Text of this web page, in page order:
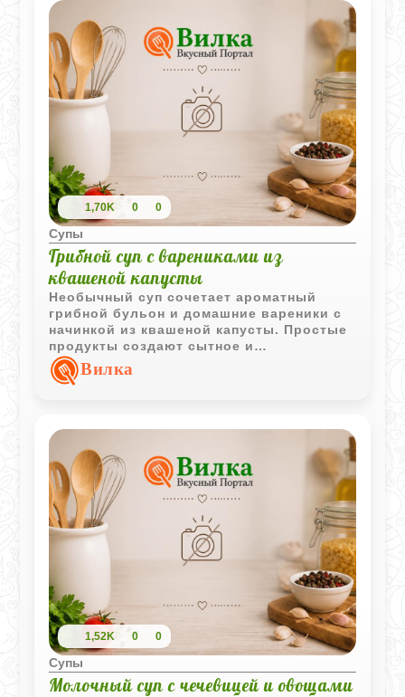
1,70K 0 0
Супы
Грибной суп с варениками из
квашеной капусты
Необычный суп сочетает ароматный
грибной бульон и домашние вареники с
начинкой из квашеной капусты. Простые
продукты создают сытное и
выразительное блюдо с характерным
вкусом традиционной домашней кухни.
Вилка
1,52K 0 0
Супы
Молочный суп с чечевицей и овощами